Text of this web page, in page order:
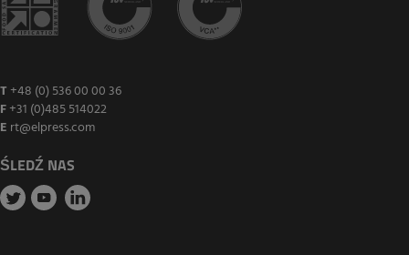
T +48 (0) 536 00 00 36
F+31 (0)485 514022
E rt@elpress.com
ŚLEDŹ NAS